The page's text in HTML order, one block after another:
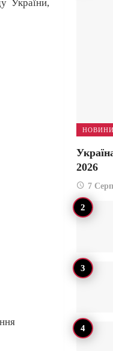
України,
2026
7